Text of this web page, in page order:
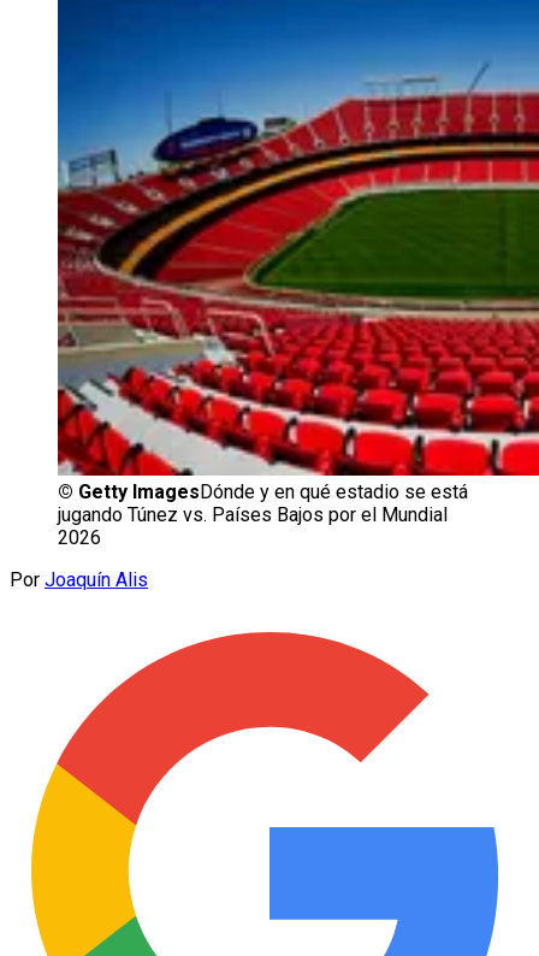
© Getty Images Dónde y en qué estadio se está
jugando Túnez vs. Países Bajos por el Mundial
2026
Por Joaquín Alis